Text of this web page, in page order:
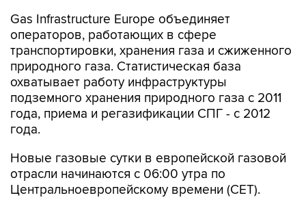
Gas Infrastructure Europe объединяет
операторов, работающих в сфере
транспортировки, хранения газа и сжиженного
природного газа. Статистическая база
охватывает работу инфраструктуры
подземного хранения природного газа с 2011
года, приема и регазификации СПГ - с 2012
года.
Новые газовые сутки в европейской газовой
отрасли начинаются c 06:00 утра по
Центральноевропейскому времени (CET).